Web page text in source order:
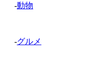
-動物
-グルメ